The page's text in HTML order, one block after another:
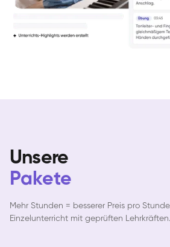
Klavier / Piano / Flügel
Unsere
Pakete
Mehr Stunden = besserer Preis pro
Einzelunterricht mit geprüften Lehrkräften.